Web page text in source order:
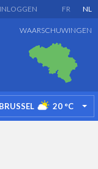
FR NL
INLOGGEN
WAARSCHUWINGEN
BRUSSEL 20 °C